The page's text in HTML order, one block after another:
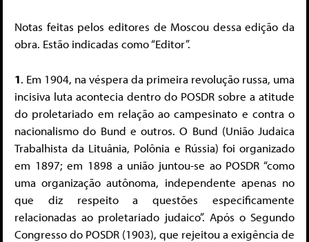
Notas feitas pelos editores de Moscou dessa edição da
obra. Estão indicadas como “Editor”.
1. Em 1904, na véspera da primeira revolução russa, uma
incisiva luta acontecia dentro do POSDR sobre a atitude
do proletariado em relação ao campesinato e contra o
nacionalismo do Bund e outros. O Bund (União Judaica
Trabalhista da Lituânia, Polônia e Rússia) foi organizado
em 1897; em 1898 a união juntou-se ao POSDR “como
uma organização autônoma, independente apenas no
que diz respeito a questões especificamente
relacionadas ao proletariado judaico”. Após o Segundo
Congresso do POSDR (1903), que rejeitou a exigência de